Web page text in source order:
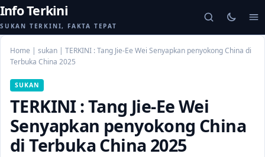
Info Terkini
SUKAN TERKINI, FAKTA TEPAT
Home | sukan | TERKINI : Tang Jie-Ee Wei Senyapkan penyokong China di
Terbuka China 2025
SUKAN
TERKINI : Tang Jie-Ee Wei
Senyapkan penyokong China
di Terbuka China 2025